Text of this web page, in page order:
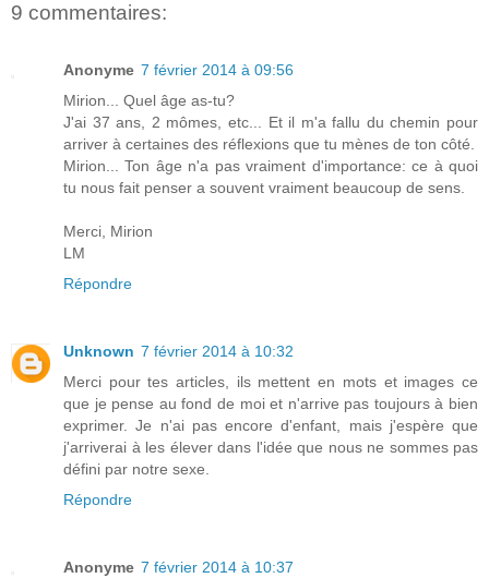
9 commentaires:
Anonyme 7 février 2014 à 09:56
Mirion... Quel âge as-tu?
J'ai 37 ans, 2 mômes, etc... Et il m'a fallu du chemin pour
arriver à certaines des réflexions que tu mènes de ton côté.
Mirion... Ton âge n'a pas vraiment d'importance: ce à quoi
tu nous fait penser a souvent vraiment beaucoup de sens.
Merci, Mirion
LM
Répondre
Unknown 7 février 2014 à 10:32
Merci pour tes articles, ils mettent en mots et images ce
que je pense au fond de moi et n'arrive pas toujours à bien
exprimer. Je n'ai pas encore d'enfant, mais j'espère que
j'arriverai à les élever dans l'idée que nous ne sommes pas
défini par notre sexe.
Répondre
Anonyme 7 février 2014 à 10:37